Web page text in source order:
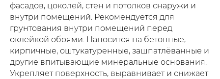
фасадов, цоколей, стен и потолков снаружи и
внутри помещений. Рекомендуется для
грунтования внутри помещений перед
оклейкой обоями. Наносится на бетонные,
кирпичные, оштукатуренные, зашпатлёванные и
другие впитывающие минеральные основания.
Укрепляет поверхность, выравнивает и снижает